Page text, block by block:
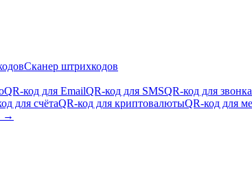
Сканер штрихкодов
QR-код для EmailQR-код для SMSQR-код для звонка
для счётаQR-код для криптовалютыQR-код для
→